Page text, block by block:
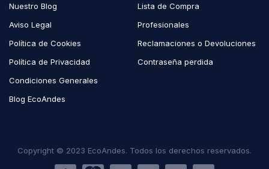
Nuestro Blog
Aviso Legal
Política de Cookies
Política de Privacidad
Condiciones Generales
Blog EcoAndes
Lista de Compra
Profesionales
Reclamaciones o Devoluciones
Contraseña perdida
Copyright © 2023 EcoAndes. Todos los derechos reservados.